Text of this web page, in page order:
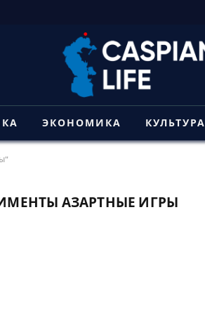
ЭКОНОМИКА КУЛЬТУРА
АЗАРТНЫЕ ИГРЫ